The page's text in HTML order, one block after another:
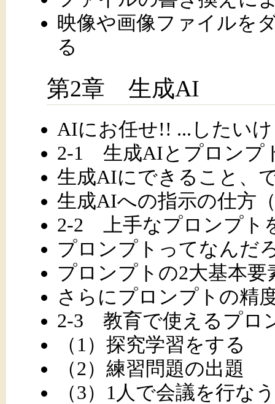
映像や画像ファイルを
る
第2章 生成AI
AIにお任せ!! ...したい
2-1 生成AIとプロンプ
生成AIにできること、
生成AIへの指示の仕方
2-2 上手なプロンプト
プロンプトってなんだ
プロンプトの2大基本
さらにプロンプトの精
2-3 教育で使えるプロ
（1）探究学習をする
（2）練習問題の出題
（3）1人で会議を行なう